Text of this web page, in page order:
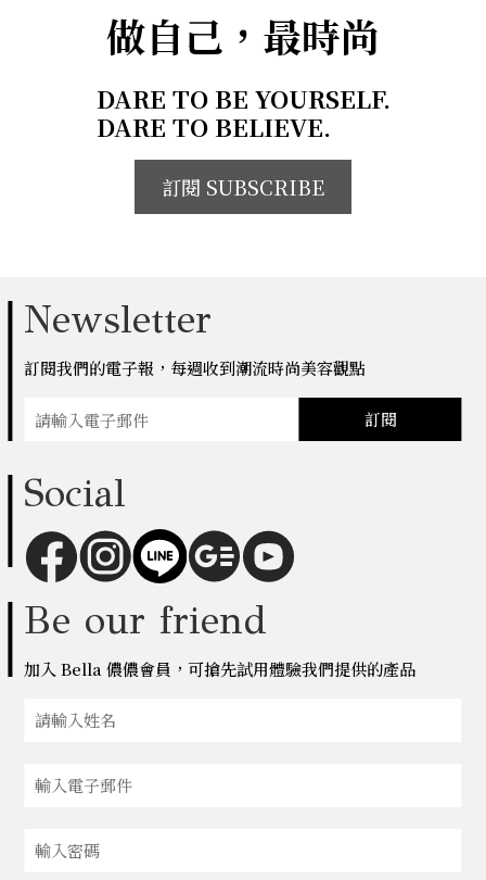
做自己，最時尚
DARE TO BE YOURSELF.
DARE TO BELIEVE.
訂閱 SUBSCRIBE
Newsletter
訂閱我們的電子報，每週收到潮流時尚美容觀點
訂閱
Social
Be our friend
加入 Bella 儂儂會員，可搶先試用體驗我們提供的產品